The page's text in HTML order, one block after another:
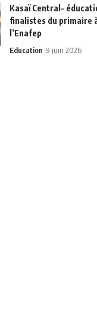
Kasaï Central-
finalistes du primaire
l’Enafep
Education 9 juin 2026